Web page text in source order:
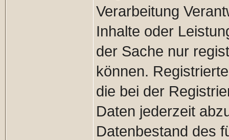
Verarbeitung
Inhalte oder
der Sache nur
können.
die bei der
Daten jederzeit
Datenbestand des